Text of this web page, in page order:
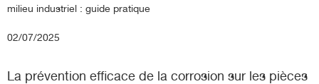
milieu industriel : guide pratique
02/07/2025
La prévention efficace de la corrosion sur les pièces